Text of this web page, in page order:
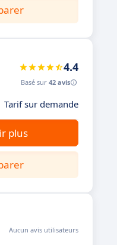
4.4
Basé sur 42 avis
Tarif sur demande
plus
Aucun avis utilisateurs